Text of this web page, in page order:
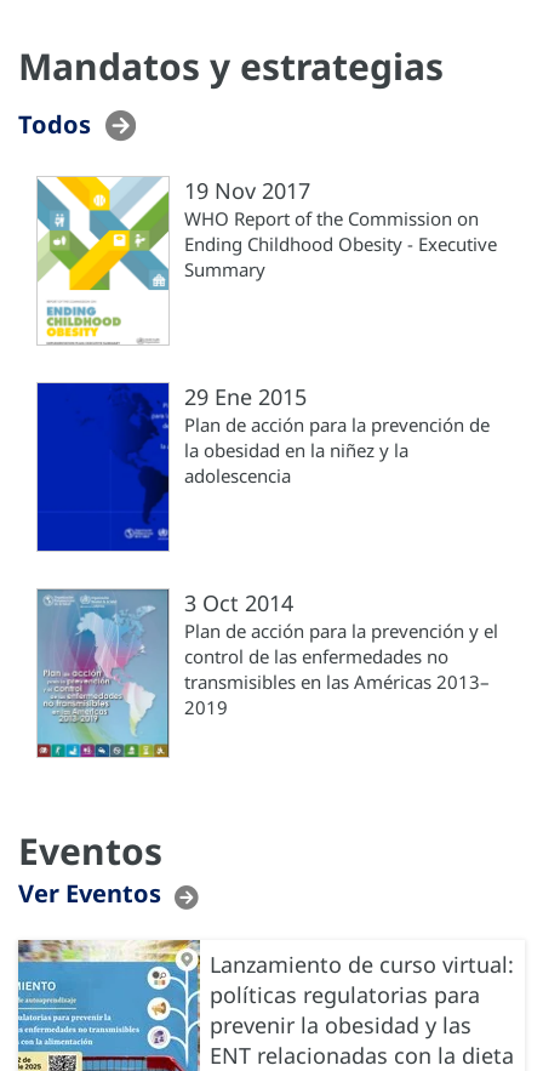
Mandatos y estrategias
Todos
19 Nov 2017
WHO Report of the Commission on
Ending Childhood Obesity - Executive
Summary
29 Ene 2015
Plan de acción para la prevención de
la obesidad en la niñez y la
adolescencia
3 Oct 2014
Plan de acción para la prevención y el
control de las enfermedades no
transmisibles en las Américas 2013–
2019
Eventos
Ver Eventos
Lanzamiento de curso virtual:
políticas regulatorias para
prevenir la obesidad y las
ENT relacionadas con la dieta